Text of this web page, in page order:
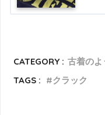
CATEGORY : 古着の
TAGS :
クラック